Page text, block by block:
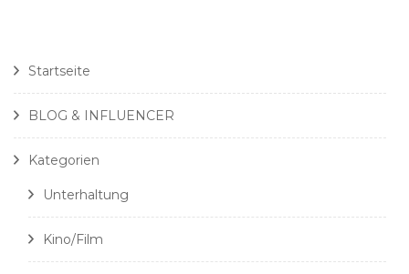
Startseite
BLOG & INFLUENCER
Kategorien
Unterhaltung
Kino/Film